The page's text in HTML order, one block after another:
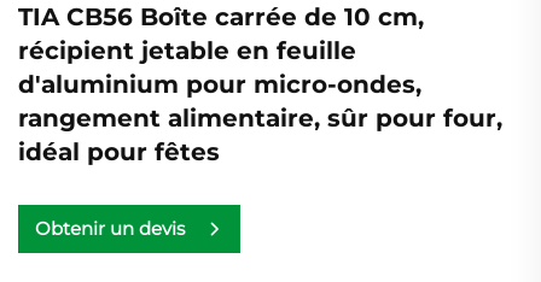
TIA CB56 Boîte carrée de 10 cm,
récipient jetable en feuille
d'aluminium pour micro-ondes,
rangement alimentaire, sûr pour four,
idéal pour fêtes
Obtenir un devis